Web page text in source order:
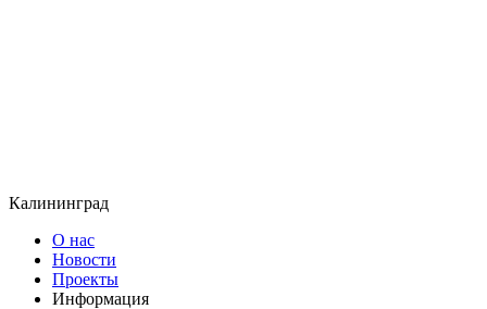
Калининград
О нас
Новости
Проекты
Информация